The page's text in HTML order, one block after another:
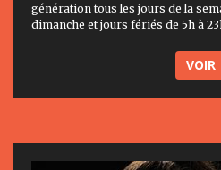
génération tous les jours de la
dimanche et jours fériés de 5h à
VOIR